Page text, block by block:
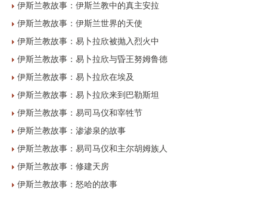
伊斯兰教故事：伊斯兰教中的真主安拉
伊斯兰教故事：伊斯兰世界的天使
伊斯兰教故事：易卜拉欣被抛入烈火中
伊斯兰教故事：易卜拉欣与昏王努姆鲁德
伊斯兰教故事：易卜拉欣在埃及
伊斯兰教故事：易卜拉欣来到巴勒斯坦
伊斯兰教故事：易司马仪和宰牲节
伊斯兰教故事：渗渗泉的故事
伊斯兰教故事：易司马仪和主尔胡姆族人
伊斯兰教故事：修建天房
伊斯兰教故事：怒哈的故事